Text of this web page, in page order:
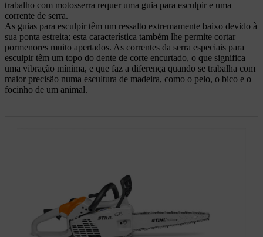
trabalho com motosserra requer uma guia para esculpir e uma
corrente de serra.
As guias para esculpir têm um ressalto extremamente baixo devido à
sua ponta estreita; esta característica também lhe permite cortar
pormenores muito apertados. As correntes da serra especiais para
esculpir têm um topo do dente de corte encurtado, o que significa
uma vibração mínima, e que faz a diferença quando se trabalha com
maior precisão numa escultura de madeira, como o pelo, o bico e o
focinho de um animal.